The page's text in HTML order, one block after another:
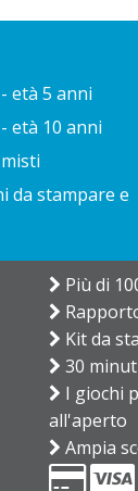
età 5 anni
età 10 anni
da stampare e
Più di
Kit da
30
I giochi
all'aperto
Ampia